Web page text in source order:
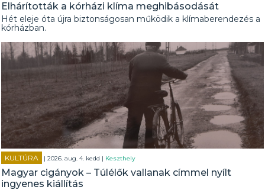
Elhárították a kórházi klíma meghibásodását
Hét eleje óta újra biztonságosan működik a klímaberendezés a
kórházban.
KULTÚRA | 2026. aug. 4. kedd | Keszthely
Magyar cigányok – Túlélők vallanak címmel nyílt
ingyenes kiállítás